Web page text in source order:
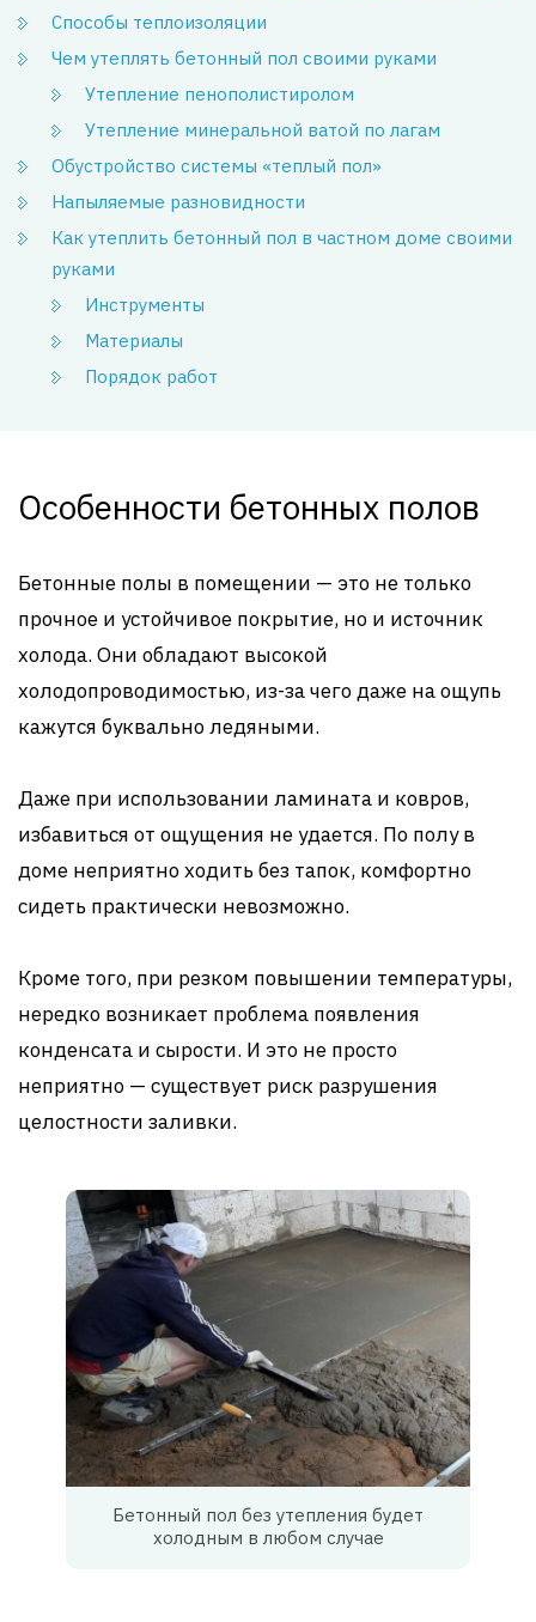
Способы теплоизоляции
Чем утеплять бетонный пол своими руками
Утепление пенополистиролом
Утепление минеральной ватой по лагам
Обустройство системы «теплый пол»
Напыляемые разновидности
Как утеплить бетонный пол в частном доме своими
руками
Инструменты
Материалы
Порядок работ
Особенности бетонных полов
Бетонные полы в помещении — это не только
прочное и устойчивое покрытие, но и источник
холода. Они обладают высокой
холодопроводимостью, из-за чего даже на ощупь
кажутся буквально ледяными.
Даже при использовании ламината и ковров,
избавиться от ощущения не удается. По полу в
доме неприятно ходить без тапок, комфортно
сидеть практически невозможно.
Кроме того, при резком повышении температуры,
нередко возникает проблема появления
конденсата и сырости. И это не просто
неприятно — существует риск разрушения
целостности заливки.
Бетонный пол без утепления будет
холодным в любом случае